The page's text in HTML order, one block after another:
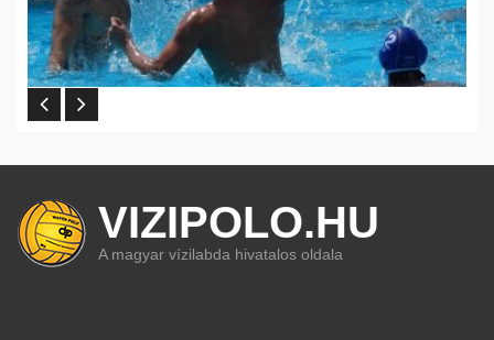
VIZIPOLO.HU
A magyar vízilabda hivatalos oldala